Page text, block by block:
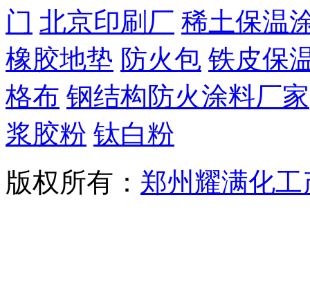
门 北京印刷厂 稀土保温
橡胶地垫 防火包 铁皮保
格布 钢结构防火涂料厂家
浆胶粉 钛白粉
版权所有： 郑州耀满化